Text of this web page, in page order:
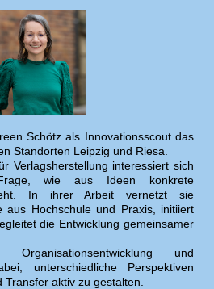
Schötz als Innovationsscout das
Standorten Leipzig und Riesa.
Verlagsherstellung interessiert sich
wie aus Ideen konkrete
In ihrer Arbeit vernetzt sie
aus Hochschule und Praxis, initiiert
die Entwicklung gemeinsamer
und
unterschiedliche Perspektiven
aktiv zu gestalten.